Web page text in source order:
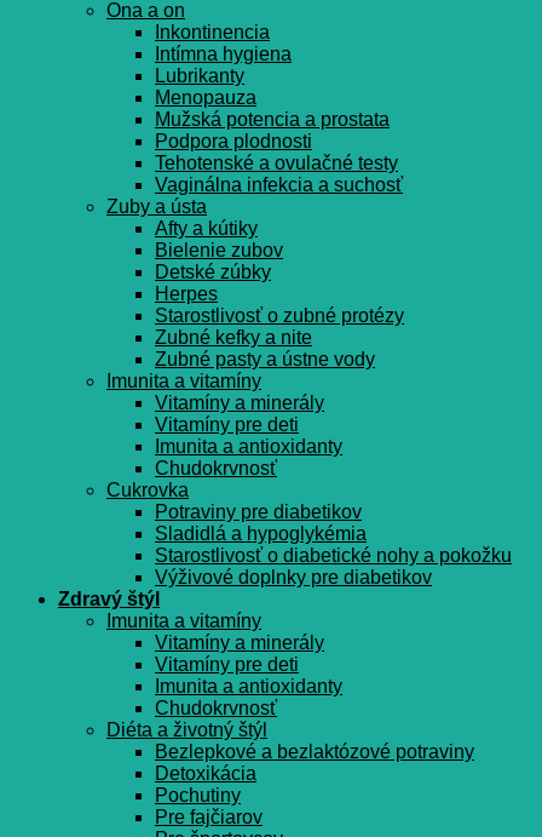
Ona a on
Inkontinencia
Intímna hygiena
Lubrikanty
Menopauza
Mužská potencia a prostata
Podpora plodnosti
Tehotenské a ovulačné testy
Vaginálna infekcia a suchosť
Zuby a ústa
Afty a kútiky
Bielenie zubov
Detské zúbky
Herpes
Starostlivosť o zubné protézy
Zubné kefky a nite
Zubné pasty a ústne vody
Imunita a vitamíny
Vitamíny a minerály
Vitamíny pre deti
Imunita a antioxidanty
Chudokrvnosť
Cukrovka
Potraviny pre diabetikov
Sladidlá a hypoglykémia
Starostlivosť o diabetické nohy a pokožku
Výživové doplnky pre diabetikov
Zdravý štýl
Imunita a vitamíny
Vitamíny a minerály
Vitamíny pre deti
Imunita a antioxidanty
Chudokrvnosť
Diéta a životný štýl
Bezlepkové a bezlaktózové potraviny
Detoxikácia
Pochutiny
Pre fajčiarov